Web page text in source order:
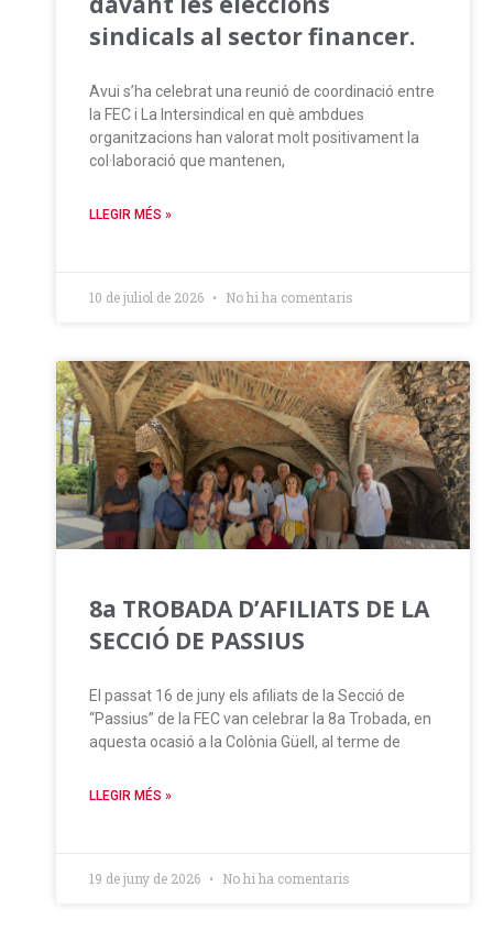
sindicals al sector financer.
Avui s’ha celebrat una reunió de coordinació entre
la FEC i La Intersindical en què ambdues
organitzacions han valorat molt positivament la
col·laboració que mantenen,
LLEGIR MÉS »
10 de juliol de 2026 No hi ha comentaris
8a TROBADA D’AFILIATS DE LA
SECCIÓ DE PASSIUS
El passat 16 de juny els afiliats de la Secció de
“Passius” de la FEC van celebrar la 8a Trobada, en
aquesta ocasió a la Colònia Güell, al terme de
LLEGIR MÉS »
19 de juny de 2026 No hi ha comentaris